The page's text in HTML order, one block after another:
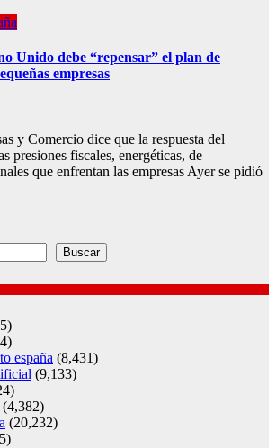
Unido debe “repensar” el plan de
empresas
y Comercio dice que la respuesta del
presiones fiscales, energéticas, de
que enfrentan las empresas Ayer se pidió
Buscar
españa (8,431)
(9,133)
(4,382)
(20,232)